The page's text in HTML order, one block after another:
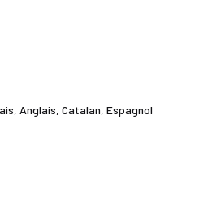
Anglais, Catalan, Espagnol